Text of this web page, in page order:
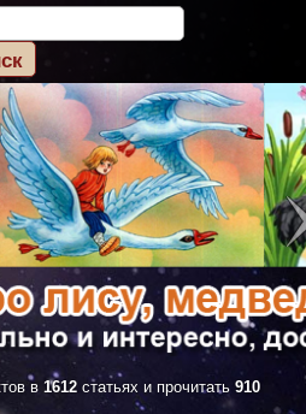
в 1612 статьях и прочитать 910